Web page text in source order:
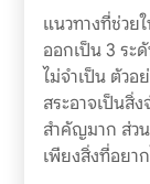
แนวทางที่ช่วย
ออกเป็น 3 ระ
ไม่จำเป็น ตัวอ
สระอาจเป็นสิ่
สำคัญมาก ส่วน
เพียงสิ่งที่อยา